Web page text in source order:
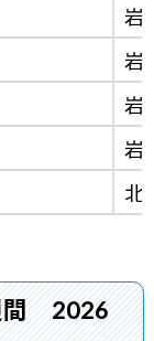
岩
岩
岩
岩
北
間 2026